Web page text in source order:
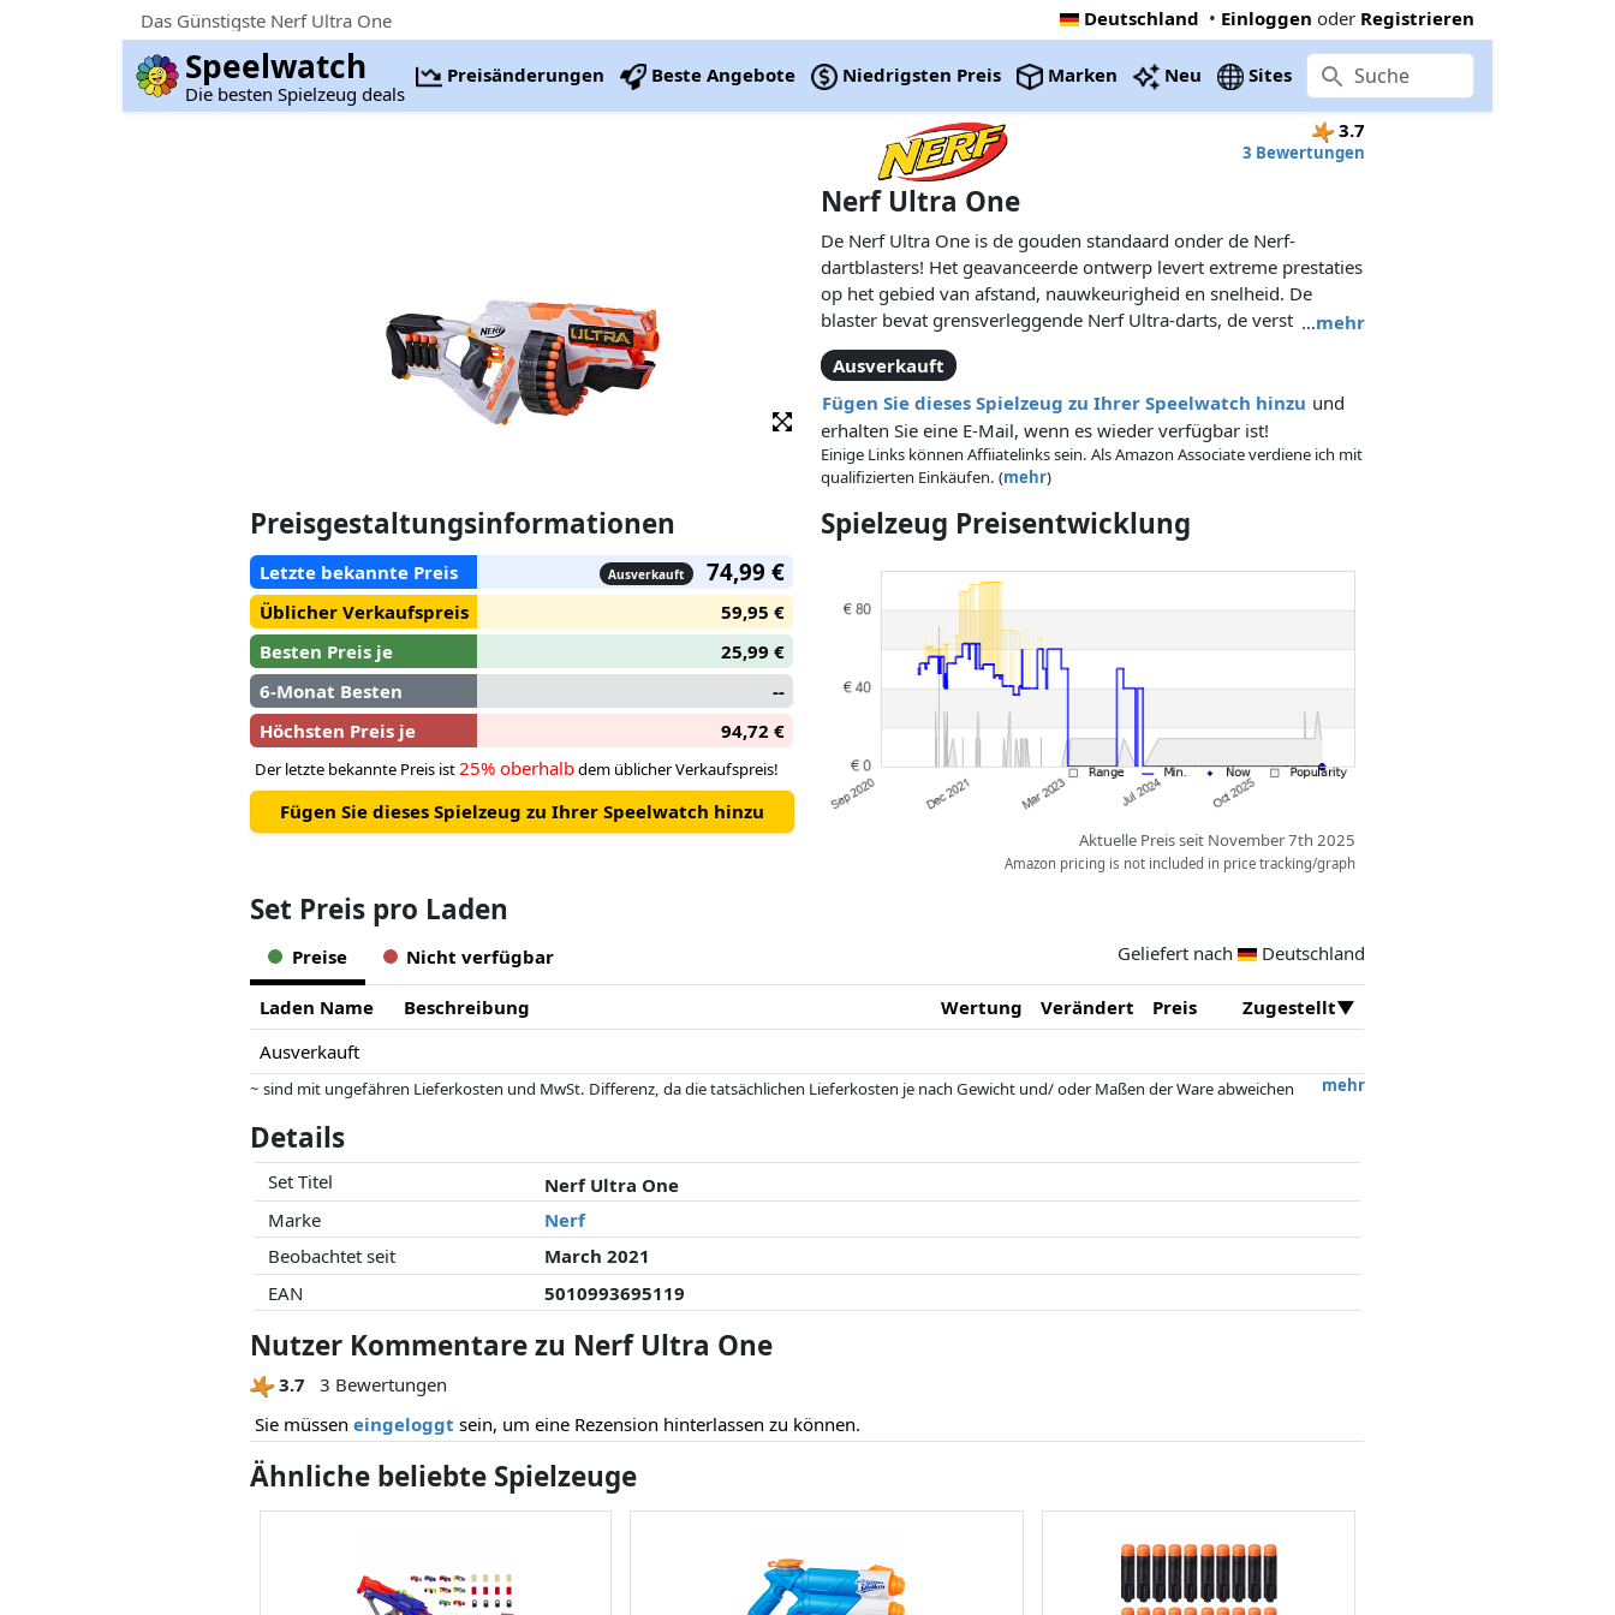
Das Günstigste Nerf Ultra One Deutschland • Einloggen oder Registrieren
Speelwatch
Die besten Spielzeug deals
Preisänderungen Beste Angebote Niedrigsten Preis Marken Neu Sites
3.7
3 Bewertungen
Nerf Ultra One
…mehr
De Nerf Ultra One is de gouden standaard onder de Nerf-
dartblasters! Het geavanceerde ontwerp levert extreme prestaties
op het gebied van afstand, nauwkeurigheid en snelheid. De
blaster bevat grensverleggende Nerf Ultra-darts, de verst
vliegende Nerf-darts ooit, met een innovatieve vliegpunt,
Aerofin-technologie en Nerf Ultra-schuimrubber. Til je spel naar
een hoger niveau met de Nerf Ultra One!
Ausverkauft
Fügen Sie dieses Spielzeug zu Ihrer Speelwatch hinzu und
erhalten Sie eine E-Mail, wenn es wieder verfügbar ist!
Einige Links können Affiiatelinks sein. Als Amazon Associate verdiene ich mit
qualifizierten Einkäufen. (mehr)
Preisgestaltungsinformationen
Letzte bekannte Preis Ausverkauft 74,99 €
Üblicher Verkaufspreis
59,95 €
Besten Preis je
25,99 €
6-Monat Besten
--
Höchsten Preis je
94,72 €
Der letzte bekannte Preis ist 25% oberhalbdem üblicher Verkaufspreis!
Fügen Sie dieses Spielzeug zu Ihrer Speelwatch hinzu
Spielzeug Preisentwicklung
Aktuelle Preis seit November 7th 2025
Amazon pricing is not included in price tracking/graph
Set Preis pro Laden
Preise Nicht verfügbar Geliefert nach Deutschland
Laden Name Beschreibung Wertung Verändert Preis
Zugestellt
Ausverkauft
mehr
~ sind mit ungefähren Lieferkosten und MwSt. Differenz, da die tatsächlichen Lieferkosten je nach Gewicht und/ oder Maßen der Ware abweichen
Preise und Verfügbarkeiten können sich seit der letzten Aktualisierung geändert haben. Die Ordnung erfolgt rein nach dem Preis, Vergütungen durch
Partner haben darauf keinerlei Einfluss. Nur bei gleichen Preisen können historische Leistungen die Ordnung beeinflussen.
Details
Set Titel
Nerf Ultra One
Marke
Nerf
Beobachtet seit
March 2021
EAN
5010993695119
Nutzer Kommentare zu Nerf Ultra One
3.7
3 Bewertungen
Sie müssen eingeloggt sein, um eine Rezension hinterlassen zu können.
Ähnliche beliebte Spielzeuge